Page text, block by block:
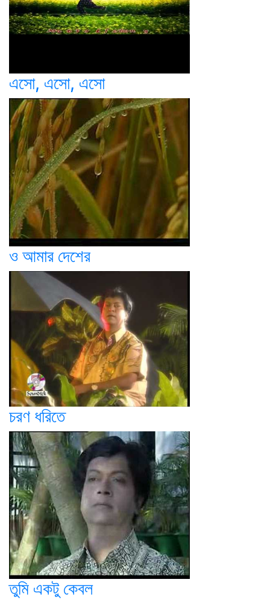
এসো, এসো, এসো
ও আমার দেশের
চরণ ধরিতে
তুমি একটু কেবল